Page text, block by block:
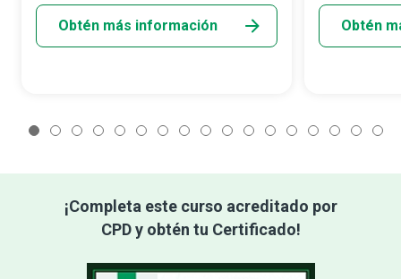
Obtén más información Obtén
¡Completa este curso acreditado por
CPD y obtén tu Certificado!